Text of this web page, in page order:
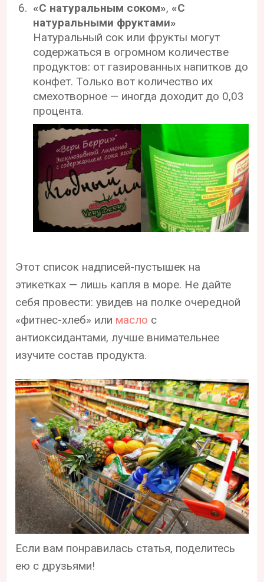
«С натуральным соком», «С
натуральными фруктами»
Натуральный сок или фрукты могут
содержаться в огромном количестве
продуктов: от газированных напитков до
конфет. Только вот количество их
смехотворное — иногда доходит до 0,03
процента.
Этот список надписей-пустышек на
этикетках — лишь капля в море. Не дайте
себя провести: увидев на полке очередной
«фитнес-хлеб» или масло с
антиоксидантами, лучше внимательнее
изучите состав продукта.
Если вам понравилась статья, поделитесь
ею с друзьями!